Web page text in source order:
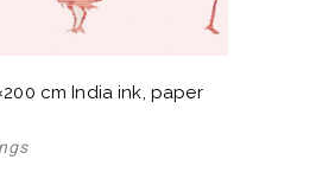
cm India ink, paper